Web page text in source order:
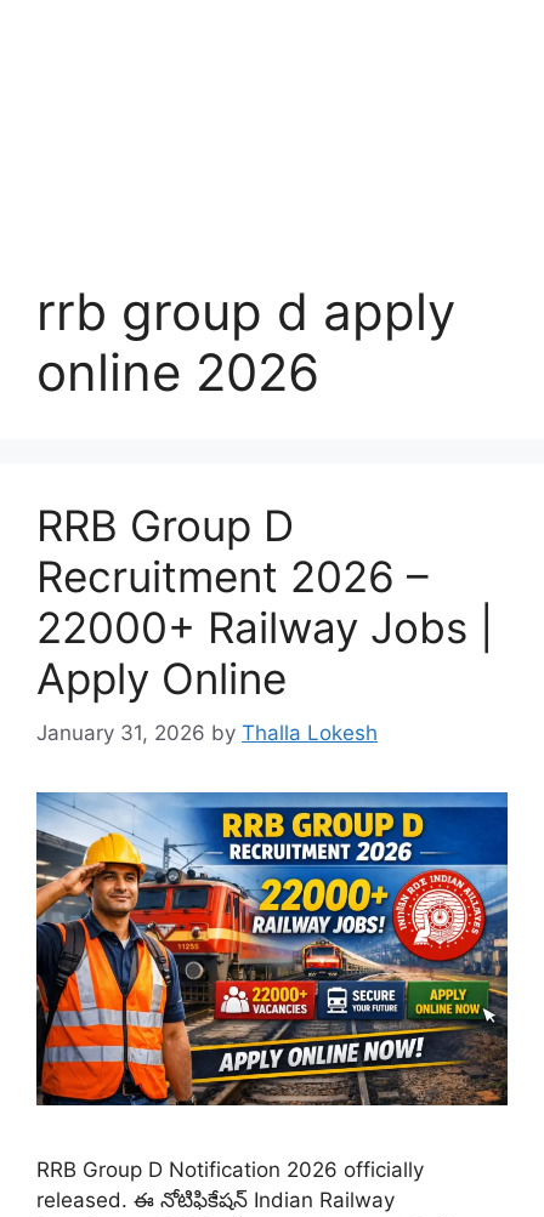
rrb group d apply
online 2026
RRB Group D
Recruitment 2026 –
22000+ Railway Jobs |
Apply Online
January 31, 2026 by Thalla Lokesh
RRB Group D Notification 2026 officially
released. ఈ నోటిఫికేషన్ Indian Railway